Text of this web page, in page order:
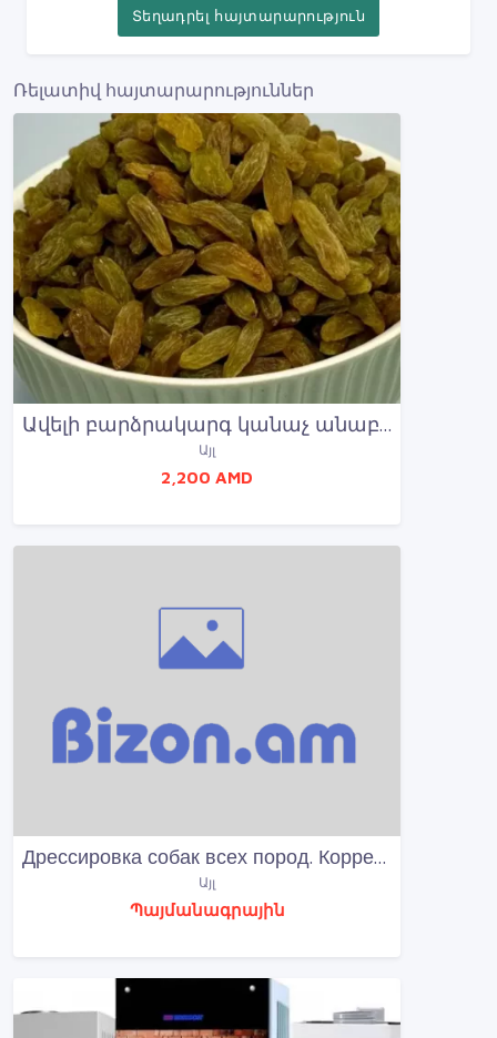
Տեղադրել հայտարարություն
Ռելատիվ հայտարարություններ
Ավելի բարձրակարգ կանաչ անաբեղուն խաղող՝ 1 կգ՝ 2200 դրամ
Այլ
2,200 AMD
Дрессировка собак всех пород. Коррекция нежелатель
Այլ
Պայմանագրային